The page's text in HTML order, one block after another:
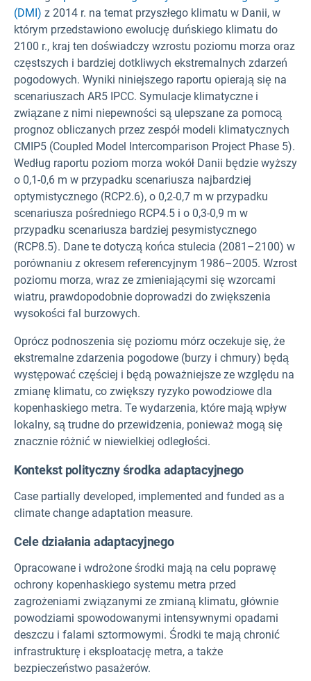
(DMI) z 2014 r. na temat przyszłego klimatu w Danii, w
którym przedstawiono ewolucję duńskiego klimatu do
2100 r., kraj ten doświadczy wzrostu poziomu morza oraz
częstszych i bardziej dotkliwych ekstremalnych zdarzeń
pogodowych. Wyniki niniejszego raportu opierają się na
scenariuszach AR5 IPCC. Symulacje klimatyczne i
związane z nimi niepewności są ulepszane za pomocą
prognoz obliczanych przez zespół modeli klimatycznych
CMIP5 (Coupled Model Intercomparison Project Phase 5).
Według raportu poziom morza wokół Danii będzie wyższy
o 0,1-0,6 m w przypadku scenariusza najbardziej
optymistycznego (RCP2.6), o 0,2-0,7 m w przypadku
scenariusza pośredniego RCP4.5 i o 0,3-0,9 m w
przypadku scenariusza bardziej pesymistycznego
(RCP8.5). Dane te dotyczą końca stulecia (2081–2100) w
porównaniu z okresem referencyjnym 1986–2005. Wzrost
poziomu morza, wraz ze zmieniającymi się wzorcami
wiatru, prawdopodobnie doprowadzi do zwiększenia
wysokości fal burzowych.
Oprócz podnoszenia się poziomu mórz oczekuje się, że
ekstremalne zdarzenia pogodowe (burzy i chmury) będą
występować częściej i będą poważniejsze ze względu na
zmianę klimatu, co zwiększy ryzyko powodziowe dla
kopenhaskiego metra. Te wydarzenia, które mają wpływ
lokalny, są trudne do przewidzenia, ponieważ mogą się
znacznie różnić w niewielkiej odległości.
Kontekst polityczny środka adaptacyjnego
Case partially developed, implemented and funded as a
climate change adaptation measure.
Cele działania adaptacyjnego
Opracowane i wdrożone środki mają na celu poprawę
ochrony kopenhaskiego systemu metra przed
zagrożeniami związanymi ze zmianą klimatu, głównie
powodziami spowodowanymi intensywnymi opadami
deszczu i falami sztormowymi. Środki te mają chronić
infrastrukturę i eksploatację metra, a także
bezpieczeństwo pasażerów.